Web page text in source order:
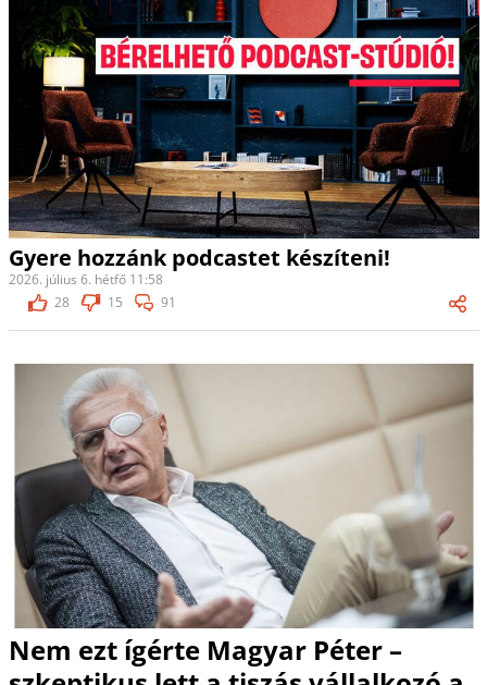
Gyere hozzánk podcastet készíteni!
2026. július 6. hétfő 11:58
28
15 91
Nem ezt ígérte Magyar Péter –